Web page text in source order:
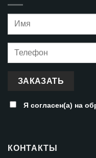
Я согласен(а) на
КОНТАКТЫ